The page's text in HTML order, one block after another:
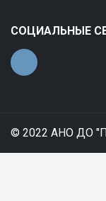
СОЦИАЛЬНЫЕ
© 2022 АНО ДО